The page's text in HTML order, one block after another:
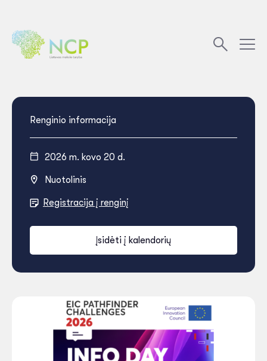
Renginio informacija
2026 m. kovo 20 d.
Nuotolinis
Registracija į renginį
Įsidėti į kalendorių